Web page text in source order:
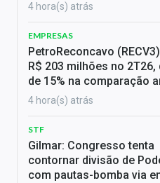
4 hora(s) atrás
EMPRESAS
PetroReconcavo
R$ 203 milhões no 2T26,
de 15% na comparação
4 hora(s) atrás
STF
Gilmar: Congresso tenta
contornar divisão de
com pautas-bomba via